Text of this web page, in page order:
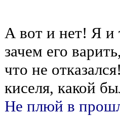
А вот и нет! Я и
зачем его
что не
киселя, какой
Не плюй в